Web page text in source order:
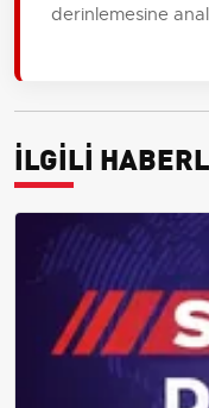
derinlemesine
İLGİLİ